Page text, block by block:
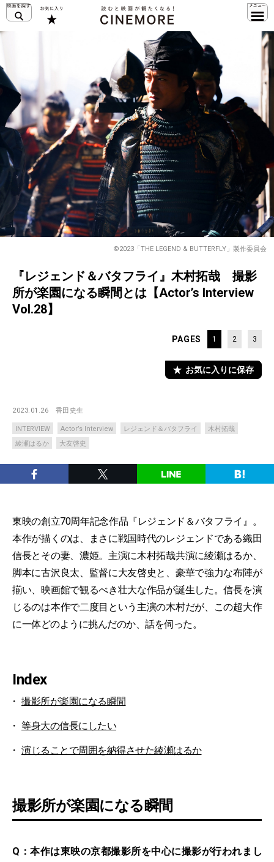
©2023「THE LEGEND & BUTTERFLY」製作委員会
『レジェンド＆バタフライ』木村拓哉 撮影
所が楽園になる瞬間とは【Actor’s Interview
Vol.28】
PAGES 1 2 3
お気に入りに保存
2023.01.26 香田史生
INTERVIEW Actor’s Interview レジェンド＆バタフライ
木村拓哉
綾瀬はるか
大友啓史
東映の創立70周年記念作品『レジェンド＆バタフライ』。
本作が描くのは、まさに戦国時代のレジェンドである織田
信長とその妻、濃姫。主演に木村拓哉共演に綾瀬はるか、
脚本に古沢良太、監督に大友啓史と、豪華で強力な布陣が
揃い、映画館で観るべき壮大な作品が誕生した。信長を演
じるのは本作で二度目という主演の木村だが、この超大作
に一体どのように挑んだのか、話を伺った。
Index
撮影所が楽園になる瞬間
等身大の信長にしたい
演じることで周囲を納得させた綾瀬はるか
撮影所が楽園になる瞬間
Q：本作は東映の京都撮影所を中心に撮影が行われまし